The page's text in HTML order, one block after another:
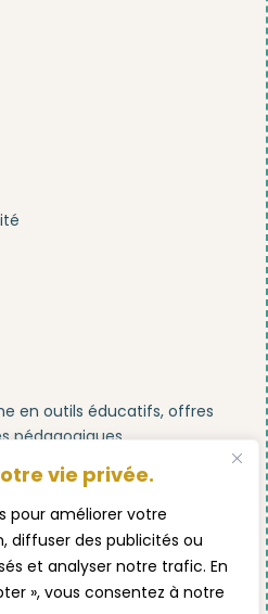
vie privée.
pour améliorer votre
diffuser des publicités ou
et analyser notre trafic. En
», vous consentez à notre
en outils éducatifs, offres
pédagogiques.
maintenant !